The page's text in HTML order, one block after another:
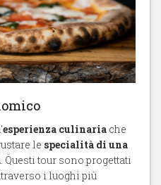
esperienza culinaria che
le specialità di una
. Questi tour sono progettati
i luoghi più